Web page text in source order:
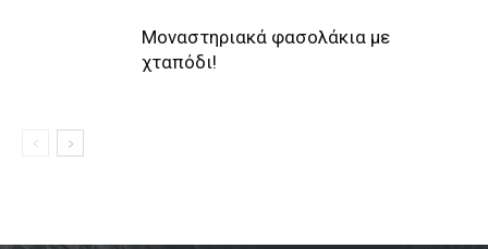
Μοναστηριακά φασολάκια με
χταπόδι!